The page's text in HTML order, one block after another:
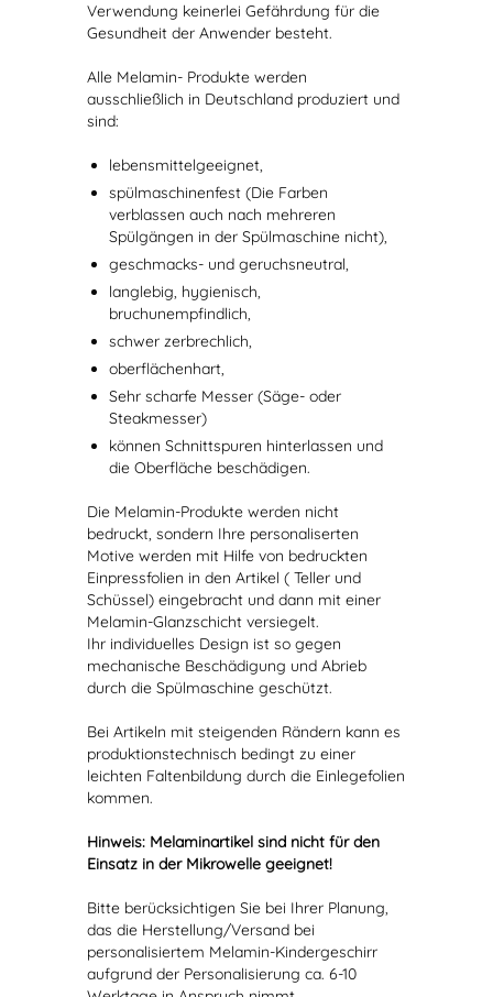
Verwendung keinerlei Gefährdung für die
Gesundheit der Anwender besteht.
Alle Melamin- Produkte werden
ausschließlich in Deutschland produziert und
sind:
lebensmittelgeeignet,
spülmaschinenfest (Die Farben
verblassen auch nach mehreren
Spülgängen in der Spülmaschine nicht),
geschmacks- und geruchsneutral,
langlebig, hygienisch,
bruchunempfindlich,
schwer zerbrechlich,
oberflächenhart,
Sehr scharfe Messer (Säge- oder
Steakmesser)
können Schnittspuren hinterlassen und
die Oberfläche beschädigen.
Die Melamin-Produkte werden nicht
bedruckt, sondern Ihre personaliserten
Motive werden mit Hilfe von bedruckten
Einpressfolien in den Artikel ( Teller und
Schüssel) eingebracht und dann mit einer
Melamin-Glanzschicht versiegelt.
Ihr individuelles Design ist so gegen
mechanische Beschädigung und Abrieb
durch die Spülmaschine geschützt.
Bei Artikeln mit steigenden Rändern kann es
produktionstechnisch bedingt zu einer
leichten Faltenbildung durch die Einlegefolien
kommen.
Hinweis: Melaminartikel sind nicht für den
Einsatz in der Mikrowelle geeignet!
Bitte berücksichtigen Sie bei Ihrer Planung,
das die Herstellung/Versand bei
personalisiertem Melamin-Kindergeschirr
aufgrund der Personalisierung ca. 6-10